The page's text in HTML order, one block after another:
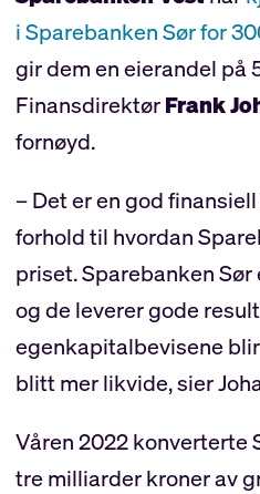
i Sparebanken Sør for
gir dem en eierandel på
FinansdirektørFrank
fornøyd.
– Det er en god
forhold til hvordan
priset. Sparebanken
og de leverer gode
egenkapitalbevisene
blitt mer likvide, sier
Våren 2022 konverterte
tre milliarder kroner av